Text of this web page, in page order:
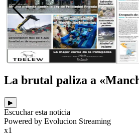
La brutal paliza a
▶
Escuchar esta noticia
Powered by Evolucion Streaming
x1